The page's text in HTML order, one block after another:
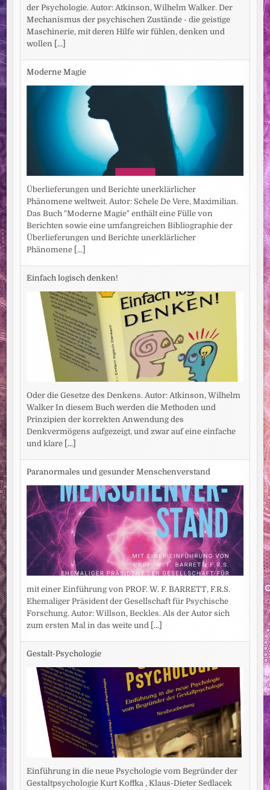
der Psychologie. Autor: Atkinson, Wilhelm Walker. Der
Mechanismus der psychischen Zustände - die geistige
Maschinerie, mit deren Hilfe wir fühlen, denken und
wollen
[...]
Moderne Magie
Überlieferungen und Berichte unerklärlicher
Phänomene weltweit. Autor: Schele De Vere, Maximilian.
Das Buch "Moderne Magie" enthält eine Fülle von
Berichten sowie eine umfangreichen Bibliographie der
Überlieferungen und Berichte unerklärlicher
Phänomene [...]
Einfach logisch denken!
Oder die Gesetze des Denkens. Autor: Atkinson, Wilhelm
Walker In diesem Buch werden die Methoden und
Prinzipien der korrekten Anwendung des
Denkvermögens aufgezeigt, und zwar auf eine einfache
und klare [...]
Paranormales und gesunder Menschenverstand
mit einer Einführung von PROF. W. F. BARRETT, F.R.S.
Ehemaliger Präsident der Gesellschaft für Psychische
Forschung. Autor: Willson, Beckles. Als der Autor sich
zum ersten Mal in das weite und
[...]
Gestalt-Psychologie
Einführung in die neue Psychologie vom Begründer der
Gestaltpsychologie Kurt Koffka , Klaus-Dieter Sedlacek